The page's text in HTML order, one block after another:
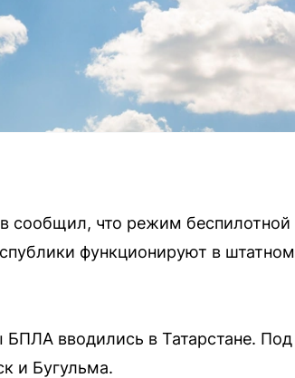
сообщил, что режим беспилотной
функционируют в штатном
вводились в Татарстане. Под
и Бугульма.